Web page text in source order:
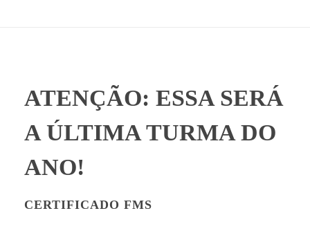
ATENÇÃO: ESSA SERÁ
A ÚLTIMA TURMA DO
ANO!
CERTIFICADO FMS